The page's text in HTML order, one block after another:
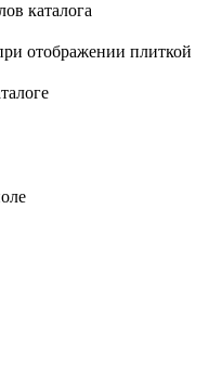
каталога
отображении плиткой